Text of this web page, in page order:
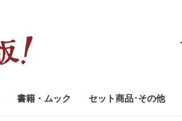
書籍・ムック セット商品･その他